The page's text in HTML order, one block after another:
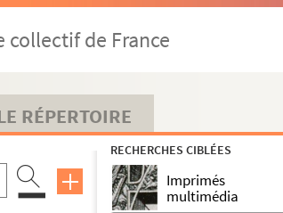
collectif de France
RÉPERTOIRE
RECHERCHES CIBLÉES
Imprimés
multimédia
Strassburg (Revue d'Alsace)
Zeitung)
(Sybel, H. Z)
(Revue d'Alsace)
la Robertsau (Revue d'Alsace)